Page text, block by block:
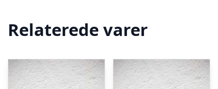
Relaterede varer